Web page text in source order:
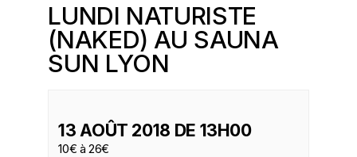
LUNDI NATURISTE
(NAKED) AU SAUNA
SUN LYON
13 AOÛT 2018 DE 13H00
10€ à 26€